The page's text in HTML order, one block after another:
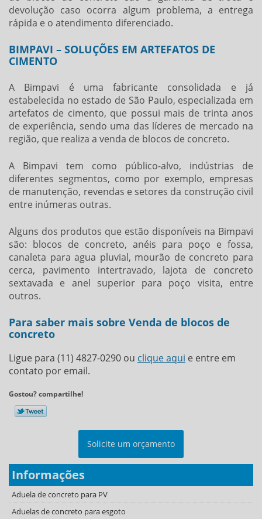
devolução caso ocorra algum problema, a entrega
rápida e o atendimento diferenciado.
BIMPAVI – SOLUÇÕES EM ARTEFATOS DE
CIMENTO
A Bimpavi é uma fabricante consolidada e já
estabelecida no estado de São Paulo, especializada em
artefatos de cimento, que possui mais de trinta anos
de experiência, sendo uma das líderes de mercado na
região, que realiza a venda de blocos de concreto.
A Bimpavi tem como público-alvo, indústrias de
diferentes segmentos, como por exemplo, empresas
de manutenção, revendas e setores da construção civil
entre inúmeras outras.
Alguns dos produtos que estão disponíveis na Bimpavi
são: blocos de concreto, anéis para poço e fossa,
canaleta para agua pluvial, mourão de concreto para
cerca, pavimento intertravado, lajota de concreto
sextavada e anel superior para poço visita, entre
outros.
Para saber mais sobre Venda de blocos de
concreto
Ligue para (11) 4827-0290 ou clique aqui e entre em
contato por email.
Gostou? compartilhe!
Solicite um orçamento
Informações
Aduela de concreto para PV
Aduelas de concreto para esgoto